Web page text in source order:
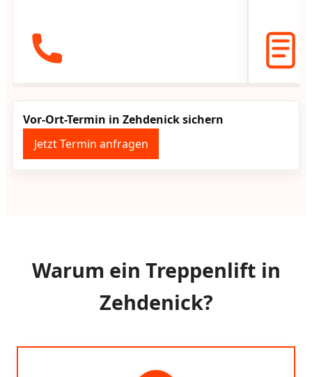
Vor-Ort-Termin in Zehdenick sichern
Jetzt Termin anfragen
Warum ein Treppenlift in
Zehdenick?